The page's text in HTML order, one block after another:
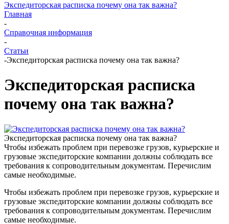
Экспедиторская расписка почему она так важна?
Главная
-
Справочная информация
-
Статьи
-Экспедиторская расписка почему она так важна?
Экспедиторская расписка
почему она так важна?
Экспедиторская расписка почему она так важна?
Чтобы избежать проблем при перевозке грузов, курьерские и
грузовые экспедиторские компании должны соблюдать все
требования к сопроводительным документам. Перечислим
самые необходимые.
Чтобы избежать проблем при перевозке грузов, курьерские и
грузовые экспедиторские компании должны соблюдать все
требования к сопроводительным документам. Перечислим
самые необходимые.